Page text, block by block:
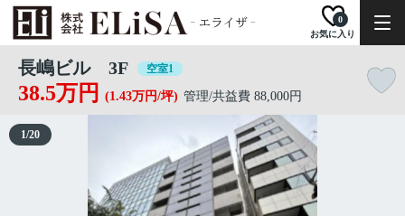
お気に入り
0
長嶋ビル 3F 空室1
38.5万円 (1.43万円/坪) 管理/共益費 88,000円
1/20